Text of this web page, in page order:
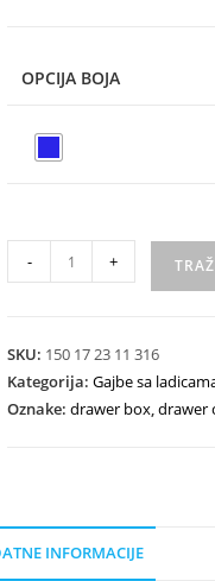
OPCIJA BOJA
- +
SKU: 150 17 23 11 316
Kategorija: Gajbe sa
Oznake: drawer box,drawer
INFORMACIJE